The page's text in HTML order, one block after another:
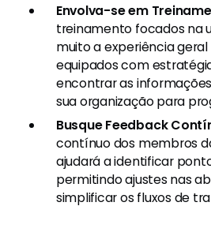
Envolva-se em
treinamento focados na
muito a experiência
equipados com
encontrar as
sua organização para
Busque Feedback
contínuo dos membros
ajudará a identificar
permitindo ajustes nas
simplificar os fluxos de